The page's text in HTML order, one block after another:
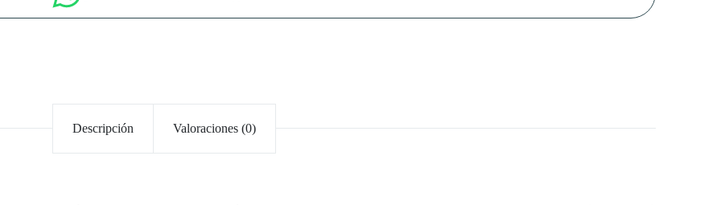
Descripción Valoraciones (0)